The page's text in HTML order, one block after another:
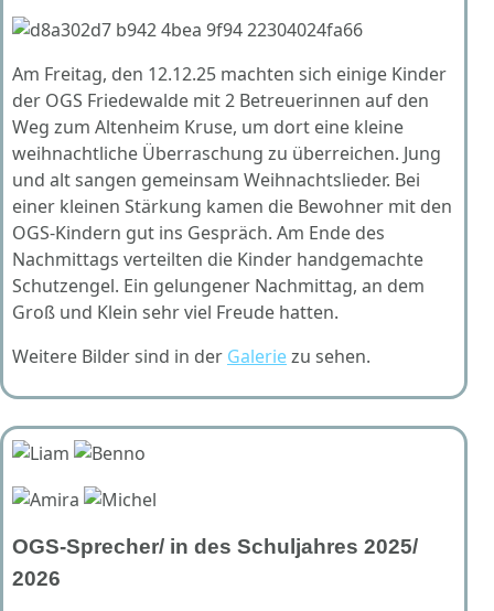
Am Freitag, den 12.12.25 machten sich einige Kinder
der OGS Friedewalde mit 2 Betreuerinnen auf den
Weg zum Altenheim Kruse, um dort eine kleine
weihnachtliche Überraschung zu überreichen. Jung
und alt sangen gemeinsam Weihnachtslieder. Bei
einer kleinen Stärkung kamen die Bewohner mit den
OGS-Kindern gut ins Gespräch. Am Ende des
Nachmittags verteilten die Kinder handgemachte
Schutzengel. Ein gelungener Nachmittag, an dem
Groß und Klein sehr viel Freude hatten.
Weitere Bilder sind in der Galeriezu sehen.
OGS-Sprecher/ in des Schuljahres 2025/
2026